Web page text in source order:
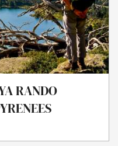
RANDO